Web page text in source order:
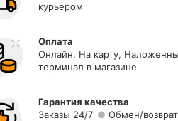
курьером
Оплата
Онлайн, На карту,
терминал в магазине
Гарантия качества
Заказы 24/7
Обмен/